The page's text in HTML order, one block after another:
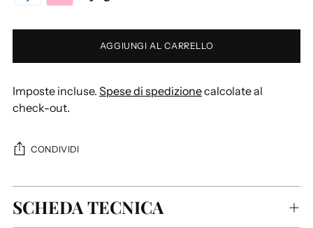
AGGIUNGI AL CARRELLO
Imposte incluse. Spese di spedizionecalcolate al
check-out.
CONDIVIDI
SCHEDA TECNICA